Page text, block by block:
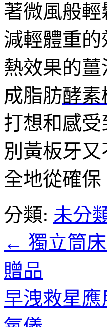
著微風般
減輕體重
熱效果的
成脂肪酵素
打想和感受
別黃板牙
全地從確保
分類: 未分
← 獨立筒
贈品
早洩救星應